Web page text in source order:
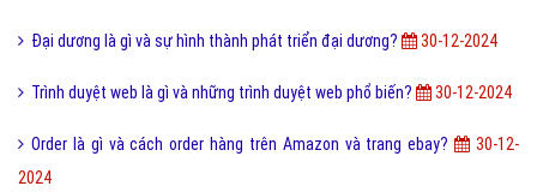
Đại dương là gì và sự hình thành phát triển đại dương? 30-12-2024
Trình duyệt web là gì và những trình duyệt web phổ biến? 30-12-2024
Order là gì và cách order hàng trên Amazon và trang ebay?
30-12-
2024